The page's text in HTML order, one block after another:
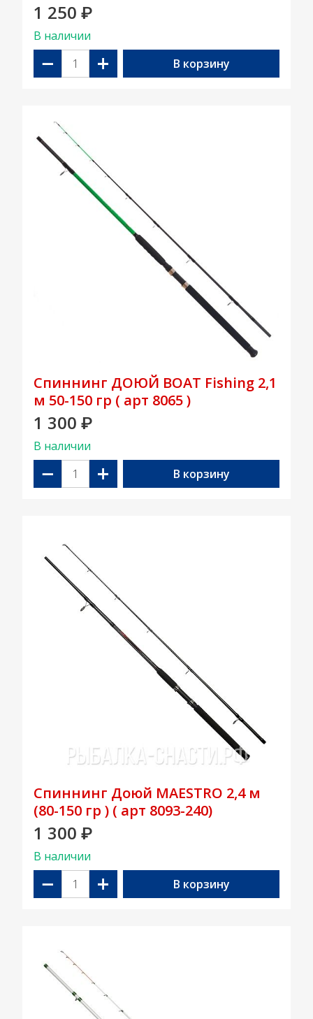
1 250 ₽
В наличии
− + В корзину
Спиннинг ДОЮЙ BOAT Fishing 2,1
м 50-150 гр ( арт 8065 )
1 300 ₽
В наличии
− + В корзину
Спиннинг Доюй MAESTRO 2,4 м
(80-150 гр ) ( арт 8093-240)
1 300 ₽
В наличии
− + В корзину